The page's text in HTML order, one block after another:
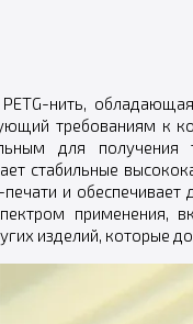
нить,
требованиям к
для получения
стабильные
и
применения,
изделий, которые